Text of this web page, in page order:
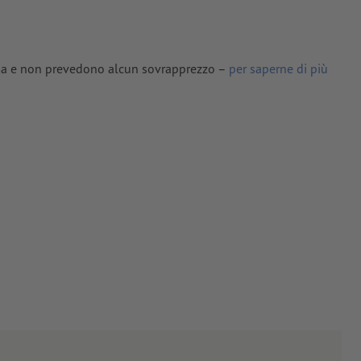
e non prevedono alcun sovrapprezzo – per saperne di più